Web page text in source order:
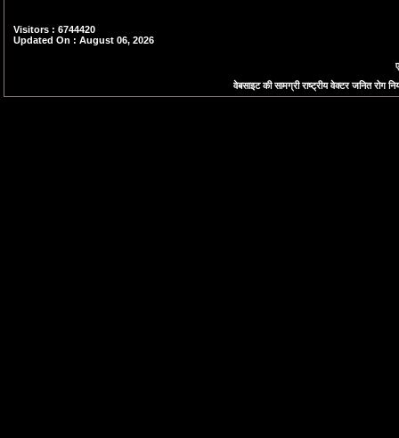
Visitors : 6744420
Updated On : August 06, 2026
वेबसाइट की सामग्री राष्ट्रीय वेक्टर जनित रोग